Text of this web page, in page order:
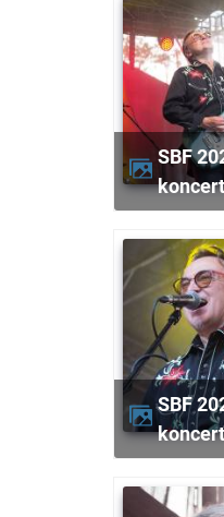
SBF 2021 11.07.2021
SBF 2021 11.07.2021